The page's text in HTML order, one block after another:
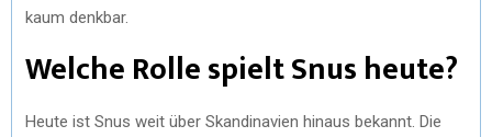
kaum denkbar.
Welche Rolle spielt Snus heute?
Heute ist Snus weit über Skandinavien hinaus bekannt. Die